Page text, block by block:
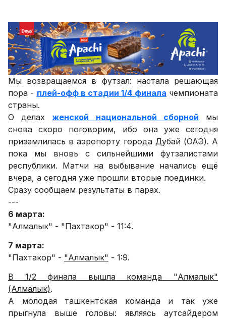
Мы возвращаемся в футзал: настала решающая
пора - плей-офф в стадии 1/4 финала чемпионата
страны.
О делахженской национальной сборной мы
снова скоро поговорим, ибо она уже сегодня
приземлилась в аэропорту города Дубай (ОАЭ). А
пока мы вновь с сильнейшими футзалистами
республики. Матчи на выбывание начались ещё
вчера, а сегодня уже прошли вторые поединки.
Сразу сообщаем результаты в парах.
---
6 марта:
"Алмалык" - "Пахтакор" - 11:4.
7 марта:
"Пахтакор" - "Алмалык" - 1:9.
В 1/2 финала вышла команда "Алмалык"
(Алмалык).
А молодая ташкентская команда и так уже
прыгнула выше головы: являясь аутсайдером